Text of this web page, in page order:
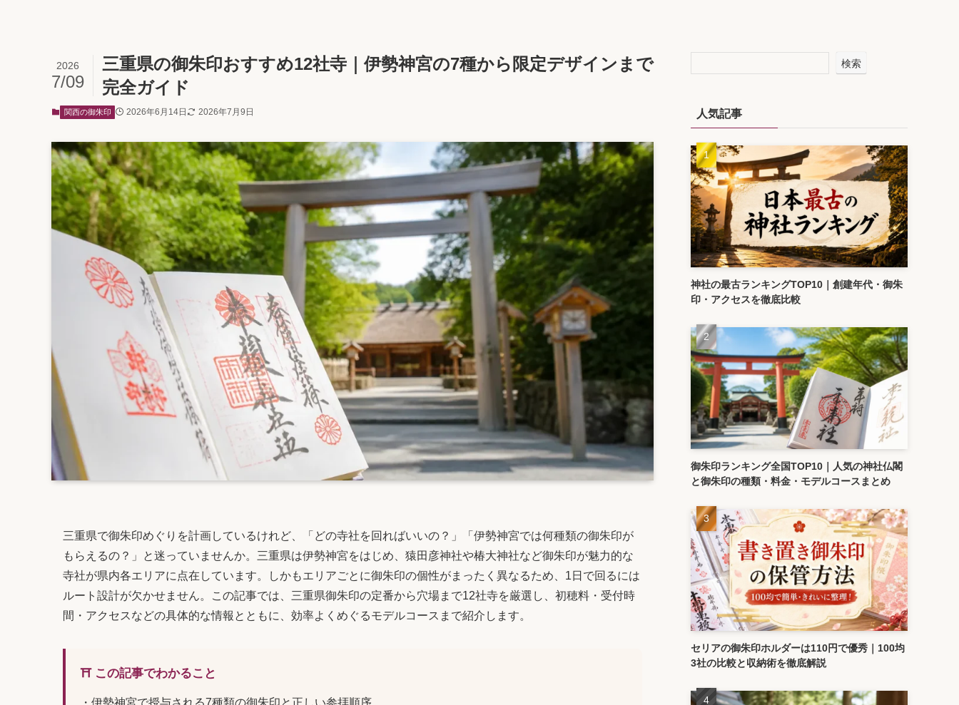
三重県の御朱印おすすめ12社寺｜伊勢神宮の7種から限定デザインまで
完全ガイド
2026
7/09
関西の御朱印 2026年6月14日 2026年7月9日
三重県で御朱印めぐりを計画しているけれど、「どの寺社を回ればいいの？」「伊勢神宮では何種類の御朱印が
もらえるの？」と迷っていませんか。三重県は伊勢神宮をはじめ、猿田彦神社や椿大神社など御朱印が魅力的な
寺社が県内各エリアに点在しています。しかもエリアごとに御朱印の個性がまったく異なるため、1日で回るには
ルート設計が欠かせません。この記事では、三重県御朱印の定番から穴場まで12社寺を厳選し、初穂料・受付時
間・アクセスなどの具体的な情報とともに、効率よくめぐるモデルコースまで紹介します。
⛩️ この記事でわかること
・伊勢神宮で授与される7種類の御朱印と正しい参拝順序
検索
人気記事
神社の最古ランキングTOP10｜創建年代・御朱
印・アクセスを徹底比較
御朱印ランキング全国TOP10｜人気の神社仏閣
と御朱印の種類・料金・モデルコースまとめ
セリアの御朱印ホルダーは110円で優秀｜100均
3社の比較と収納術を徹底解説